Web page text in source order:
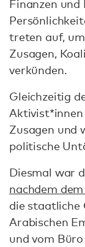
Finanzen und
treten auf, um
Zusagen,
verkünden.
Gleichzeitig
Zusagen und
politische
Diesmal war
nachdem
die staatliche
Arabischen
und vom